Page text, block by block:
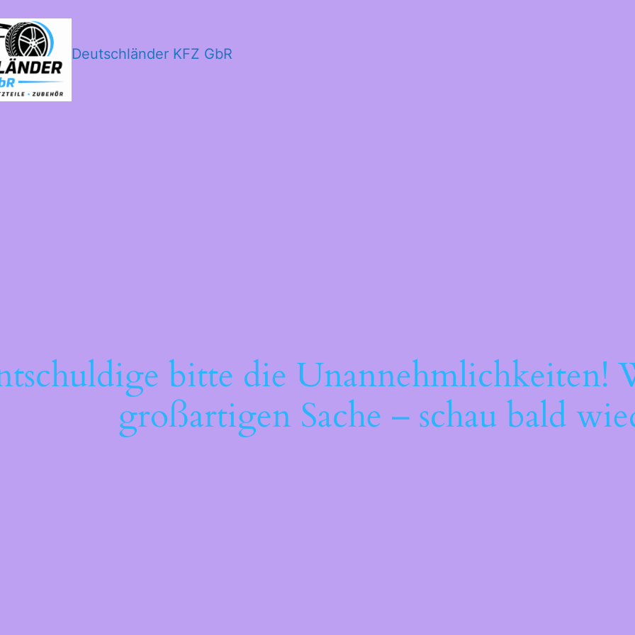
Deutschländer KFZ GbR
bitte die Unannehmlichkeiten!
großartigen Sache – schau bald